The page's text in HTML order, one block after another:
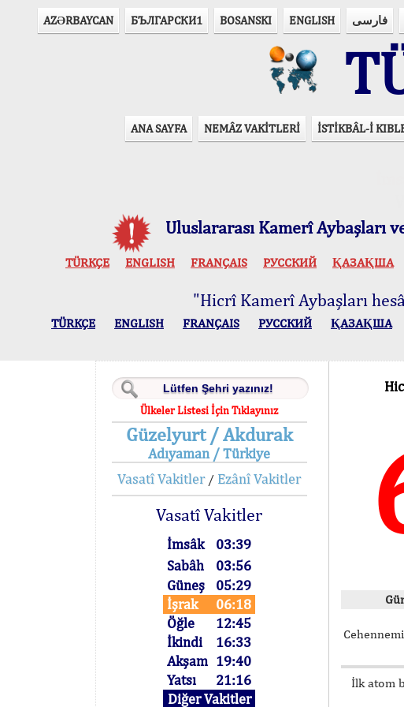
AZӘRBAYCAN БЪЛГАРСКИ1 BOSANSKI ENGLISH فارسی
ANA SAYFA NEMÂZ VAKİTLERİ İSTİKBÂL-İ
Uluslararası Kamerî Aybaşları
TÜRKÇE ENGLISH FRANÇAIS РУССКИЙ ҚАЗАҚША
"Hicrî Kamerî Aybaşları
TÜRKÇE ENGLISH FRANÇAIS РУССКИЙ ҚАЗАҚША
Ülkeler Listesi İçin Tıklayınız
Güzelyurt / Akdurak
Adıyaman / Türkiye
Vasatî Vakitler/ Ezânî Vakitler
Vasatî Vakitler
İmsâk
03:39
Sabâh
03:56
Güneş
05:29
İşrak
06:18
Öğle
12:45
İkindi
16:33
Akşam 19:40
Yatsı
21:16
Diğer Vakitler
İlk atom